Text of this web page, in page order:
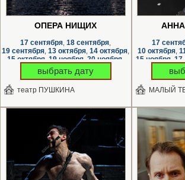
ОПЕРА НИЩИХ
17 сентября 18 сентября
19 сентября 13 октября 14 октября
15 октября 19 ноября 20 ноября
выбрать дату
театр ПУШКИНА
17
10 октября,
15 ноября 17
МАЛЫЙ